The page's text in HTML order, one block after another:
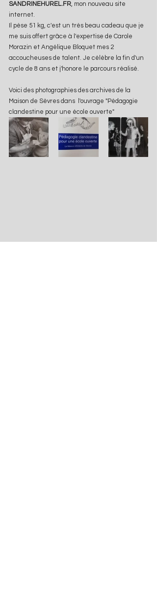
SANDRINEHUREL.FR, mon nouveau site
internet.
Il pèse 51 kg, c'est un très beau cadeau que je
me suis offert grâce à l'expertise de Carole
Morazin et Angélique Bloquet mes 2
accoucheuses de talent. Je célèbre la fin d'un
cycle de 8 ans et j'honore le parcours réalisé.
Voici des photographies des archives de la
Maison de Sèvres dans  l'ouvrage "Pédagogie
clandestine pour une école ouverte"